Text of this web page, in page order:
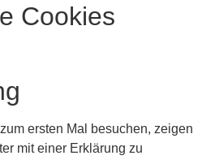
Cookies
ersten Mal besuchen, zeigen
mit einer Erklärung zu